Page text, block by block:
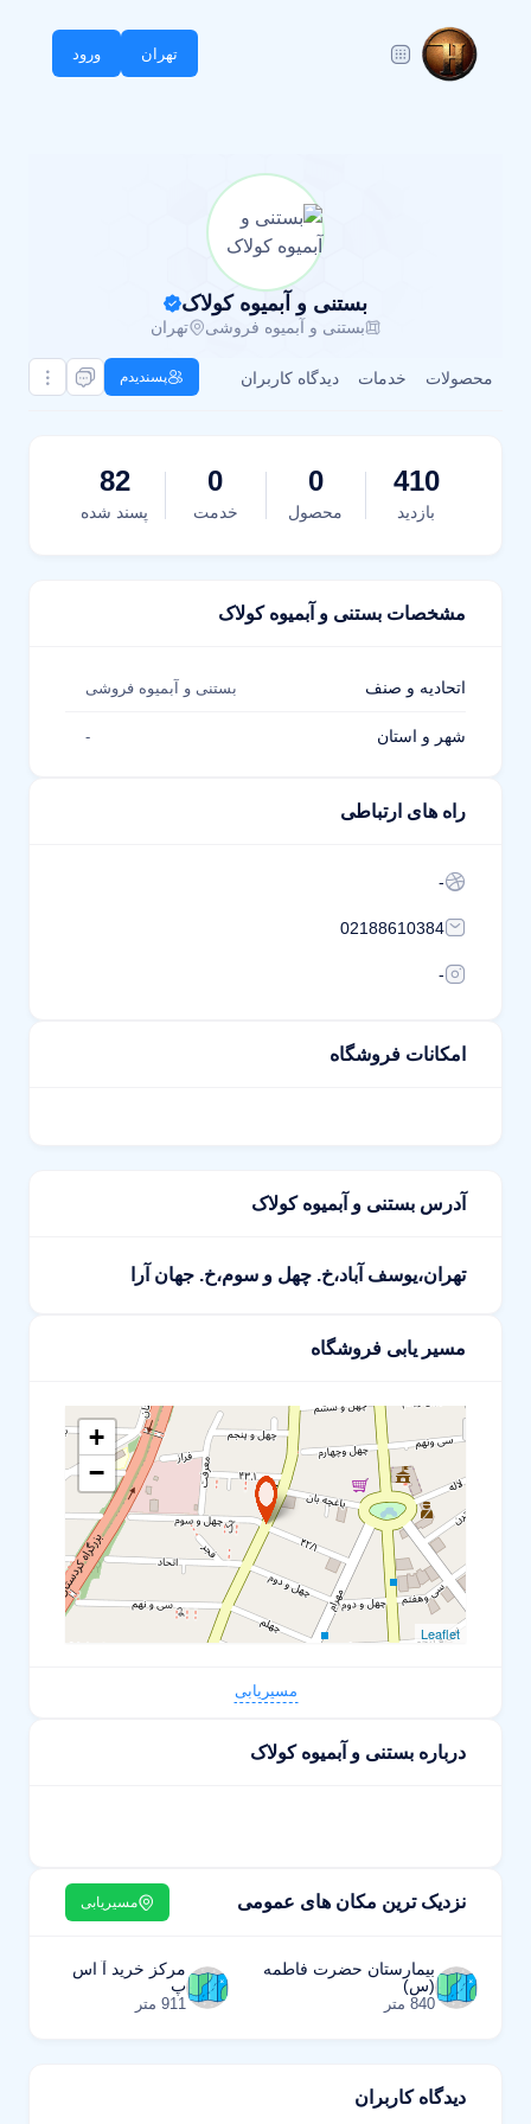
تهران ورود
بستنی و آبمیوه کولاک
بستنی و آبمیوه فروشی تهران
محصولات خدمات دیدگاه کاربران پسندیدم
410
بازدید
0
محصول
0
خدمت
82
پسند شده
مشخصات بستنی و آبمیوه کولاک
اتحادیه و صنف بستنی و آبمیوه فروشی
شهر و استان -
راه های ارتباطی
-
02188610384
-
امکانات فروشگاه
آدرس بستنی و آبمیوه کولاک
تهران،یوسف آباد،خ. چهل و سوم،خ. جهان آرا
مسیر یابی فروشگاه
+
−
Leaflet
مسیریابی
درباره بستنی و آبمیوه کولاک
نزدیک ترین مکان های عمومی مسیریابی
بیمارستان حضرت فاطمه
(س)
840 متر
مرکز خرید آ اس
پ
911 متر
دیدگاه کاربران